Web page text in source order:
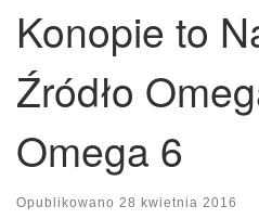
Konopie to
Źródło
Omega 6
Opublikowano 28 kwietnia 2016